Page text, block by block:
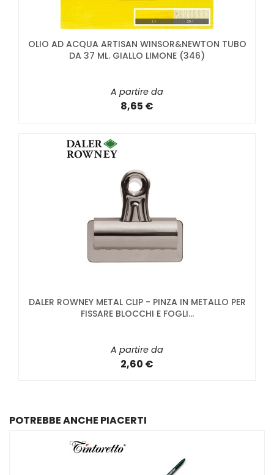
OLIO AD ACQUA ARTISAN WINSOR&NEWTON TUBO
DA 37 ML. GIALLO LIMONE (346)
A partire da
8,65 €
DALER ROWNEY METAL CLIP - PINZA IN METALLO PER
FISSARE BLOCCHI E FOGLI...
A partire da
2,60 €
POTREBBE ANCHE PIACERTI